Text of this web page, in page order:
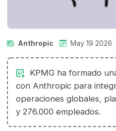
Anthropic May 19 2026
KPMG ha formado
con Anthropic para
operaciones globales,
y 276.000 empleados.